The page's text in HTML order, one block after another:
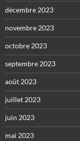
décembre 2023
novembre 2023
octobre 2023
septembre 2023
août 2023
juillet 2023
juin 2023
mai 2023